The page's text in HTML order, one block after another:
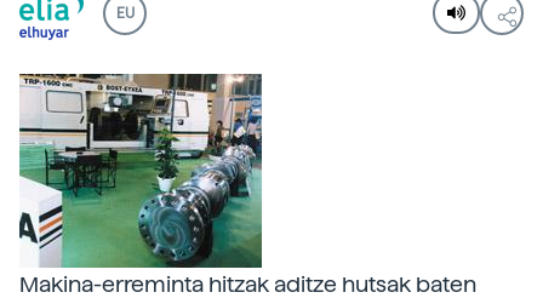
EU
Makina-erreminta hitzak aditze hutsak baten